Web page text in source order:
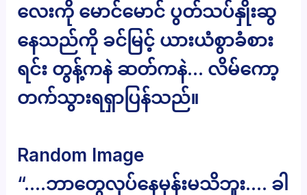
လေးကို မောင်မောင် ပွတ်သပ်နှိုးဆွ
နေသည်ကို ခင်မြင့် ယားယံစွာခံစား
ရင်း တွန့်ကနဲ ဆတ်ကနဲ… လိမ်ကော့
တက်သွားရရှာပြန်သည်။
Random Image
“….ဘာတွေလုပ်နေမှန်းမသိဘူး…. ခါ